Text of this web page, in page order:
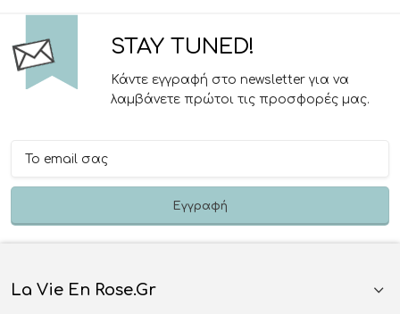
STAY TUNED!
Κάντε εγγραφή στο newsletter για να
λαμβάνετε πρώτοι τις προσφορές μας.
La Vie En Rose.gr